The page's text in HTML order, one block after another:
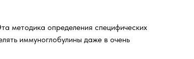
методика определения специфических
иммуноглобулины даже в очень